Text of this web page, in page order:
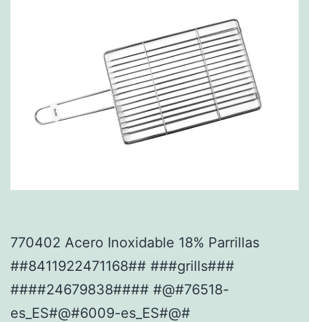
770402 Acero Inoxidable 18% Parrillas
##8411922471168## ###grills###
####24679838#### #@#76518-
es_ES#@#6009-es_ES#@#